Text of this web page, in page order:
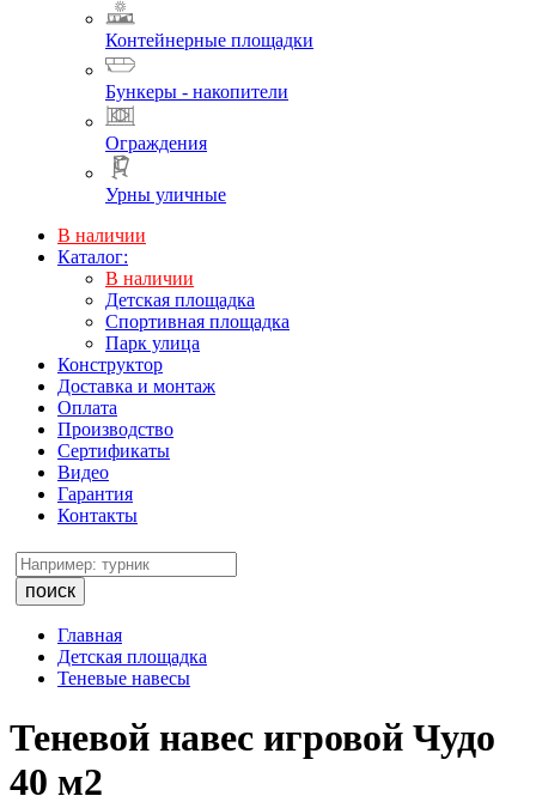
Контейнерные площадки
Бункеры - накопители
Ограждения
Урны уличные
В наличии
Каталог:
В наличии
Детская площадка
Спортивная площадка
Парк улица
Конструктор
Доставка и монтаж
Оплата
Производство
Сертификаты
Видео
Гарантия
Контакты
поиск
Главная
Детская площадка
Теневые навесы
Теневой навес игровой Чудо
40 м2